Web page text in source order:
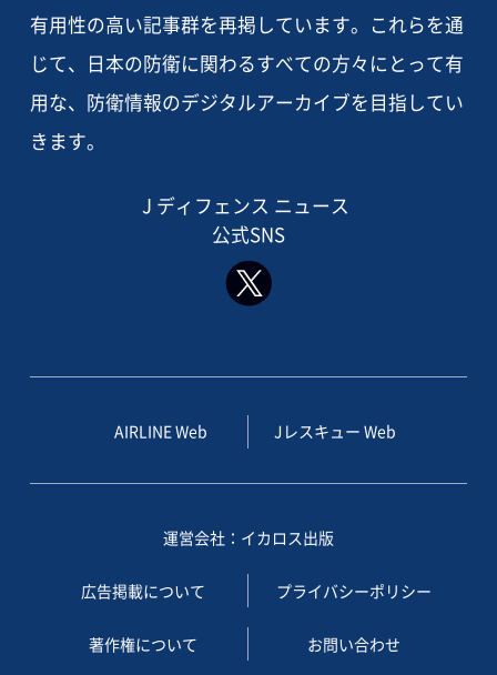
有用性の高い記事群を再掲しています。これらを通
じて、日本の防衛に関わるすべての方々にとって有
用な、防衛情報のデジタルアーカイブを目指してい
きます。
J ディフェンス ニュース
公式SNS
AIRLINE Web Jレスキュー Web
運営会社：イカロス出版
広告掲載について プライバシーポリシー
著作権について お問い合わせ